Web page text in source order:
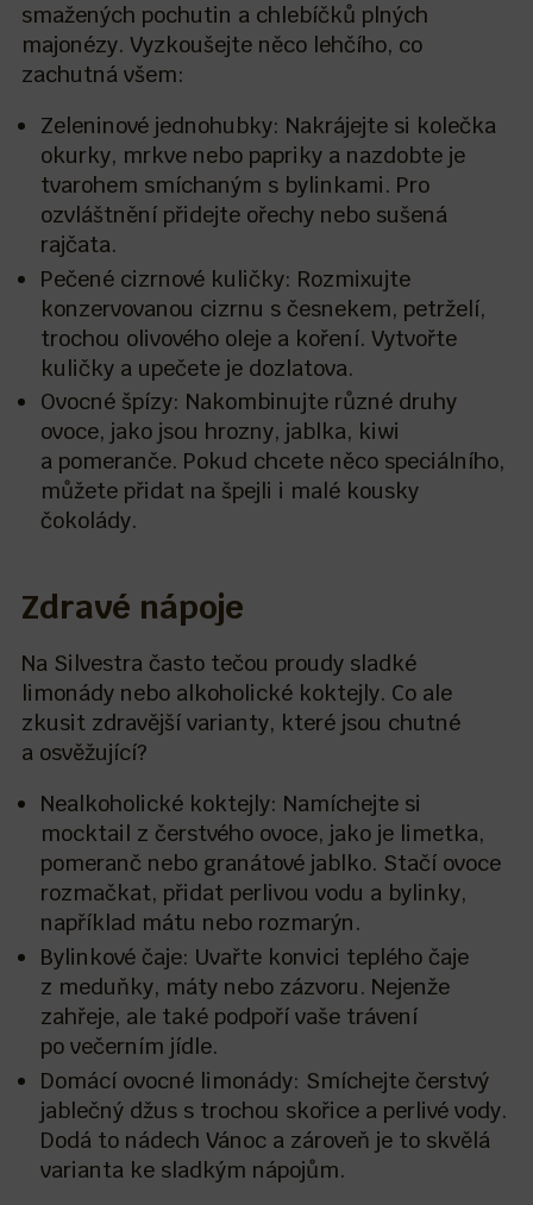
smažených pochutin a chlebíčků plných
majonézy. Vyzkoušejte něco lehčího, co
zachutná všem:
Zeleninové jednohubky: Nakrájejte si kolečka
okurky, mrkve nebo papriky a nazdobte je
tvarohem smíchaným s bylinkami. Pro
ozvláštnění přidejte ořechy nebo sušená
rajčata.
Pečené cizrnové kuličky: Rozmixujte
konzervovanou cizrnu s česnekem, petrželí,
trochou olivového oleje a koření. Vytvořte
kuličky a upečete je dozlatova.
Ovocné špízy: Nakombinujte různé druhy
ovoce, jako jsou hrozny, jablka, kiwi
a pomeranče. Pokud chcete něco speciálního,
můžete přidat na špejli i malé kousky
čokolády.
Zdravé nápoje
Na Silvestra často tečou proudy sladké
limonády nebo alkoholické koktejly. Co ale
zkusit zdravější varianty, které jsou chutné
a osvěžující?
Nealkoholické koktejly: Namíchejte si
mocktail z čerstvého ovoce, jako je limetka,
pomeranč nebo granátové jablko. Stačí ovoce
rozmačkat, přidat perlivou vodu a bylinky,
například mátu nebo rozmarýn.
Bylinkové čaje: Uvařte konvici teplého čaje
z meduňky, máty nebo zázvoru. Nejenže
zahřeje, ale také podpoří vaše trávení
po večerním jídle.
Domácí ovocné limonády: Smíchejte čerstvý
jablečný džus s trochou skořice a perlivé vody.
Dodá to nádech Vánoc a zároveň je to skvělá
varianta ke sladkým nápojům.